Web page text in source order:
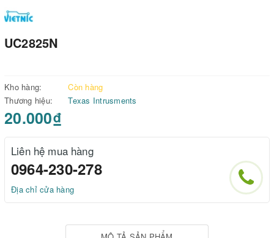
UC2825N
Kho hàng:
Còn hàng
Thương hiệu:
Texas Intrusments
20.000₫
Liên hệ mua hàng
0964-230-278
Địa chỉ cửa hàng